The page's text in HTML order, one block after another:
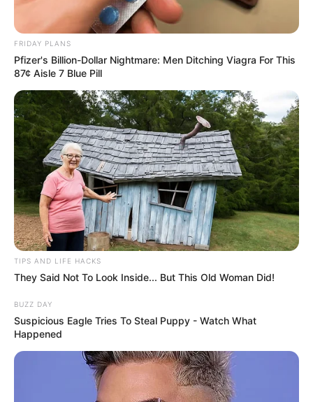
FRIDAY PLANS
Pfizer's Billion-Dollar Nightmare: Men Ditching Viagra For This
87¢ Aisle 7 Blue Pill
TIPS AND LIFE HACKS
They Said Not To Look Inside... But This Old Woman Did!
BUZZ DAY
Suspicious Eagle Tries To Steal Puppy - Watch What
Happened